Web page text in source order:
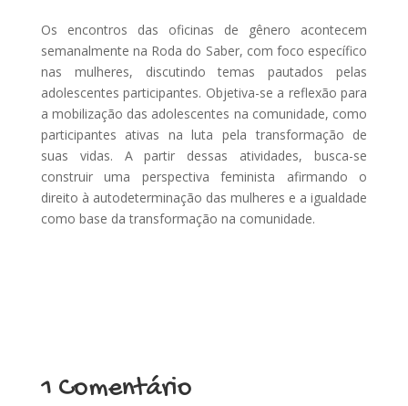
Os encontros das oficinas de gênero acontecem
semanalmente na Roda do Saber, com foco específico
nas mulheres, discutindo temas pautados pelas
adolescentes participantes. Objetiva-se a reflexão para
a mobilização das adolescentes na comunidade, como
participantes ativas na luta pela transformação de
suas vidas. A partir dessas atividades, busca-se
construir uma perspectiva feminista afirmando o
direito à autodeterminação das mulheres e a igualdade
como base da transformação na comunidade.
1 Comentário